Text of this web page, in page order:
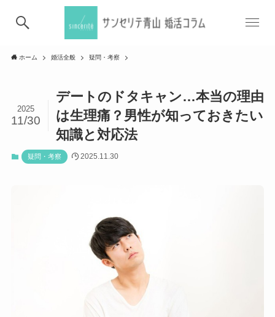
ホーム 婚活全般 疑問・考察
デートのドタキャン…本当の理由
は生理痛？男性が知っておきたい
知識と対応法
2025
11/30
疑問・考察 2025.11.30